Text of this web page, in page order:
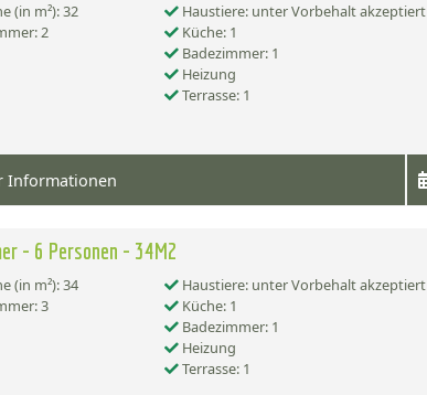
(in m²): 32
Haustiere: unter Vorbehalt akzeptiert
2
Küche: 1
Badezimmer: 1
Heizung
Terrasse: 1
Informationen
- 6 Personen - 34M2
(in m²): 34
Haustiere: unter Vorbehalt akzeptiert
3
Küche: 1
Badezimmer: 1
Heizung
Terrasse: 1